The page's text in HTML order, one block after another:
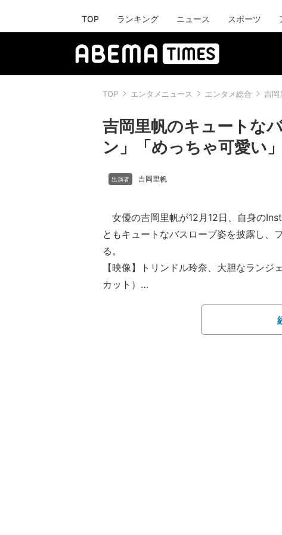
TOP ランキング ニュース スポーツ
TOP エンタメニュース エンタメ総合 吉岡
吉岡里帆のキュートな
ン」「めっちゃ可愛い
吉岡里帆
女優の吉岡里帆が12月12日、自身の
ともキュートなバスローブ姿を披露し、
る。
【映像】トリンドル玲奈、大胆なランジ
カット）
のオフショット数点を公開。それらの画
ールのマリーナベイ・サンズにあるイン